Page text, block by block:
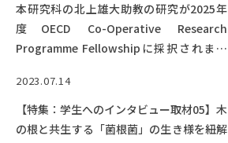
大学生活
附属教育研究施設
PAMPHLET
本研究科の北上雄大助教の研究が2025年
度OECD Co-Operative Research
Programme Fellowshipに採択されまし
2023.07.14
【特集：学生へのインタビュー取材05】木
の根と共生する「菌根菌」の生き様を紐解